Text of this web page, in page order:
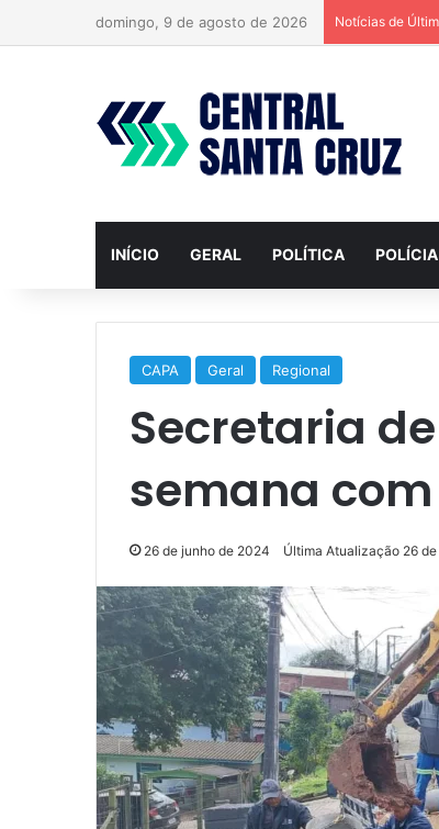
domingo, 9 de agosto de 2026 Notícias de
INÍCIO GERAL POLÍTICA POLÍCIA
CAPA Geral Regional
Secretaria
semana
26 de junho de 2024 Última Atualização 26